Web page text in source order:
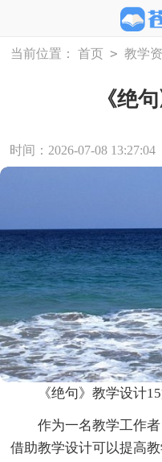
当前位置： 首页 > 教学
《绝
时间：2026-07-08 13:27:04
《绝句》教学设计
作为一名教学工作
借助教学设计可以提高